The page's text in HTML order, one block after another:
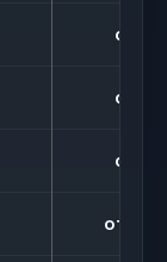
от
от
от
от 105